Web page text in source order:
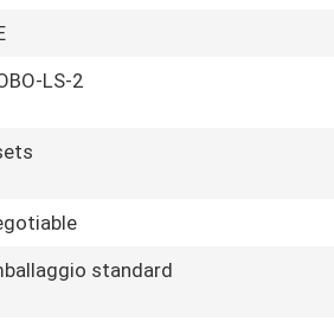
LS-2
standard